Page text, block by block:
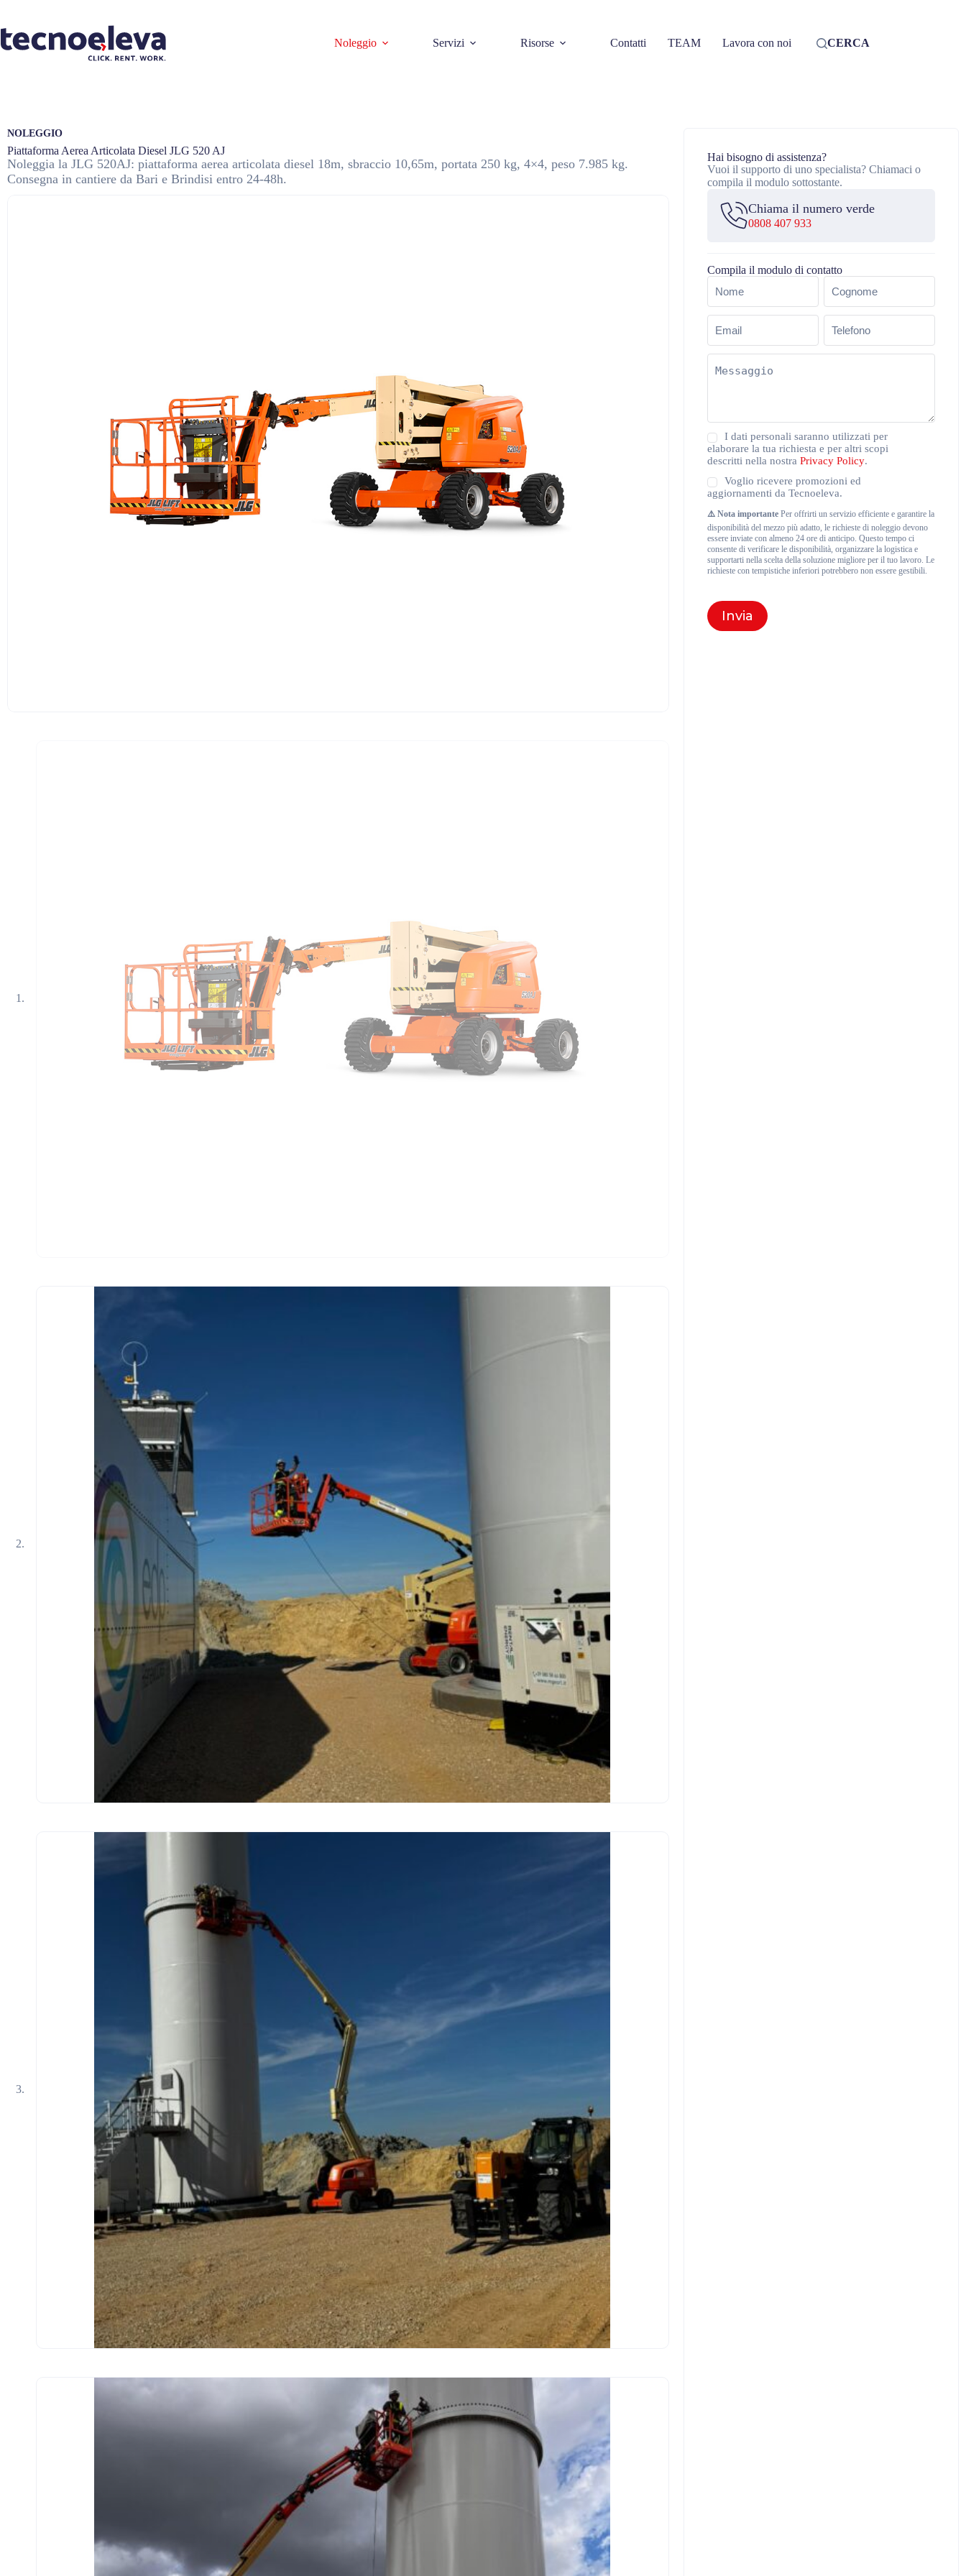
Noleggio Servizi Risorse Contatti TEAM Lavora con noi CERCA
NOLEGGIO
Piattaforma Aerea Articolata Diesel JLG 520 AJ
Noleggia la JLG 520AJ: piattaforma aerea articolata diesel 18m, sbraccio 10,65m, portata 250 kg, 4×4, peso 7.985 kg.
Consegna in cantiere da Bari e Brindisi entro 24-48h.
Hai bisogno di assistenza?
Vuoi il supporto di uno specialista? Chiamaci o
compila il modulo sottostante.
Chiama il numero verde
0808 407 933
Compila il modulo di contatto
Nome
Email Telefono
Messaggio
Privacy
Policy(Obbligatorio)
I dati personali saranno utilizzati per
elaborare la tua richiesta e per altri scopi
descritti nella nostra Privacy Policy.
Newsletter
Voglio ricevere promozioni ed
aggiornamenti da Tecnoeleva.
⚠️ Nota importante Per offrirti un servizio efficiente e garantire la
disponibilità del mezzo più adatto, le richieste di noleggio devono
essere inviate con almeno 24 ore di anticipo. Questo tempo ci
consente di verificare le disponibilità, organizzare la logistica e
supportarti nella scelta della soluzione migliore per il tuo lavoro. Le
richieste con tempistiche inferiori potrebbero non essere gestibili.
Invia